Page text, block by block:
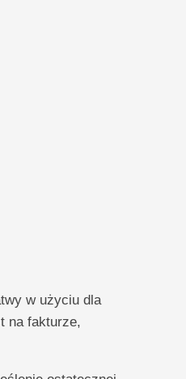
w użyciu dla
na fakturze,